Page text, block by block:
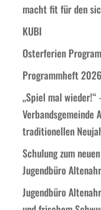
macht fit für den
KUBI
Osterferien
Programmheft 2026
„Spiel mal wieder!“
Verbandsgemeinde
traditionellen
Schulung zum
Jugendbüro
Jugendbüro